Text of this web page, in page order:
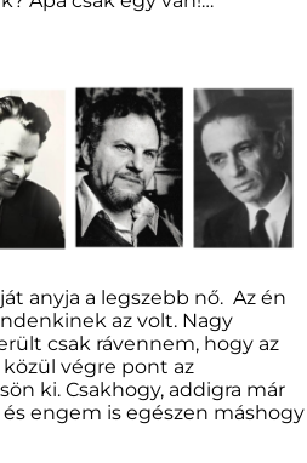
anyja a legszebb nő. Az én
az volt. Nagy
csak rávennem, hogy az
végre pont az
ki. Csakhogy, addigra már
engem is egészen máshogy